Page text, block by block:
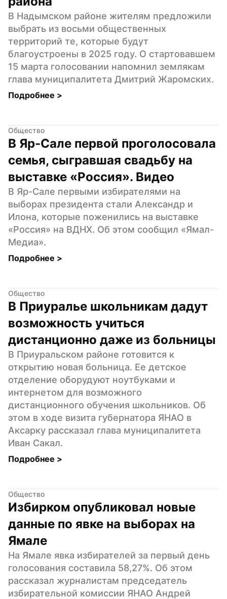
В Надымском районе жителям предложили
выбрать из восьми общественных
территорий те, которые будут
благоустроены в 2025 году. О стартовавшем
15 марта голосовании напомнил землякам
глава муниципалитета Дмитрий Жаромских.
Подробнее >
Общество
В Яр-Сале первой проголосовала
семья, сыгравшая свадьбу на
выставке «Россия». Видео
В Яр-Сале первыми избирателями на
выборах президента стали Александр и
Илона, которые поженились на выставке
«Россия» на ВДНХ. Об этом сообщил «Ямал-
Медиа».
Подробнее >
Общество
В Приуралье школьникам дадут
возможность учиться
дистанционно даже из больницы
В Приуральском районе готовится к
открытию новая больница. Ее детское
отделение оборудуют ноутбуками и
интернетом для возможного
дистанционного обучения школьников. Об
этом в ходе визита губернатора ЯНАО в
Аксарку рассказал глава муниципалитета
Иван Сакал.
Подробнее >
Общество
Избирком опубликовал новые
данные по явке на выборах на
Ямале
На Ямале явка избирателей за первый день
голосования составила 58,27%. Об этом
рассказал журналистам председатель
избирательной комиссии ЯНАО Андрей